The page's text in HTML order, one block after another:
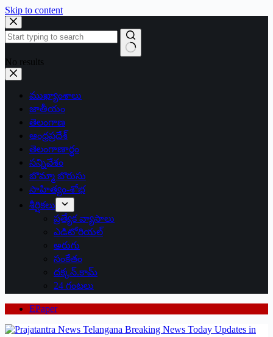
Skip to content
No results
ముఖ్యాంశాలు
జాతీయం
తెలంగాణ
ఆంధ్రప్రదేశ్
తెలంగాణార్థం
సన్నివేశం
బొమ్మా బొరుసు
సాహిత్యం-శోభ
శీర్షికలు
ప్రత్యేక వ్యాసాలు
ఎడిటోరియల్
అరుగు
సంకేతం
దక్కన్.కామ్
24 గంటలు
EPaper